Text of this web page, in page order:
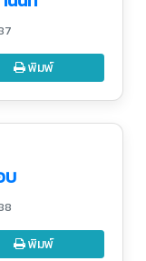
พิมพ์
บ
พิมพ์